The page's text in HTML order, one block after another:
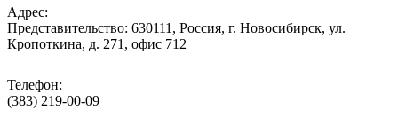
Адрес:
Представительство: 630111, Россия, г. Новосибирск, ул.
Кропоткина, д. 271, офис 712
Телефон:
(383) 219-00-09